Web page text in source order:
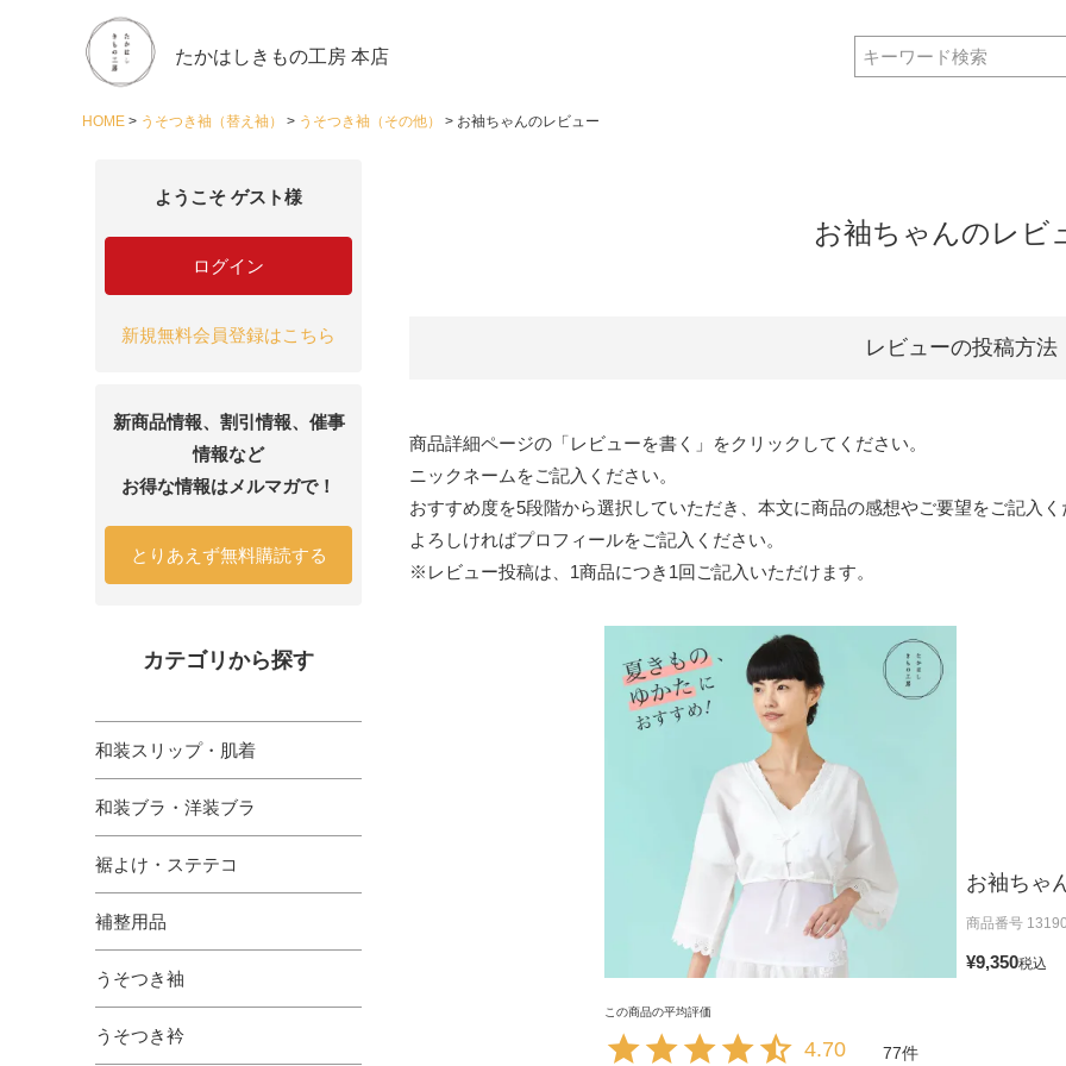
たかはしきもの工房 本店
HOME うそつき袖（替え袖） うそつき袖（その他） お袖ちゃんのレビュー
ようこそ ゲスト様
ログイン
新規無料会員登録はこちら
新商品情報、割引情報、催事
情報など
お得な情報はメルマガで！
とりあえず無料購読する
カテゴリから探す
和装スリップ・肌着
和装ブラ・洋装ブラ
裾よけ・ステテコ
補整用品
うそつき袖
うそつき衿
お袖ちゃんのレビ
レビューの投稿方法
商品詳細ページの「レビューを書く」をクリックしてください。
ニックネームをご記入ください。
おすすめ度を5段階から選択していただき、本文に商品の感想やご要望をご記入く
よろしければプロフィールをご記入ください。
※レビュー投稿は、1商品につき1回ご記入いただけます。
お袖ちゃ
商品番号
¥9,350税込
4.70 77